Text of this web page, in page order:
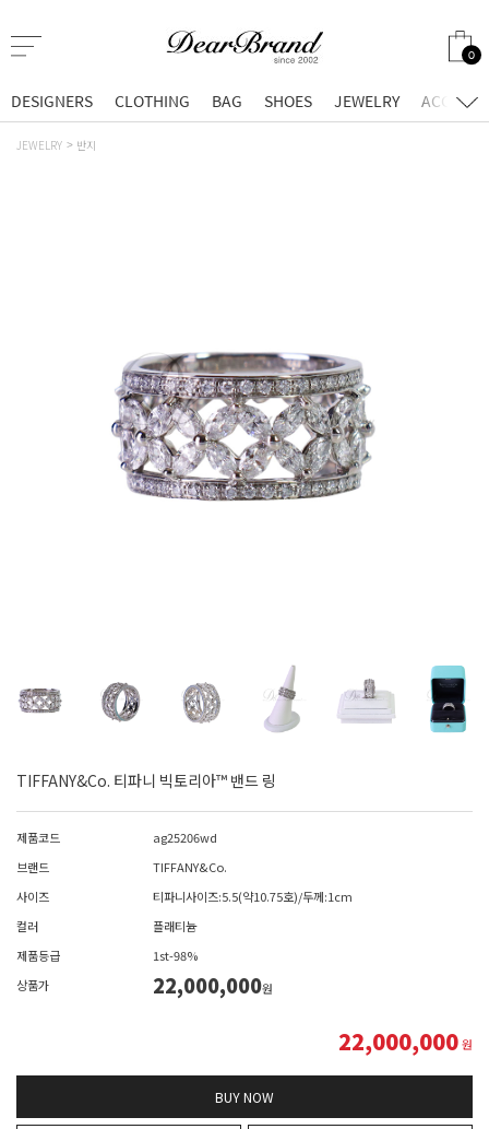
0
DESIGNERS CLOTHING BAG SHOES JEWELRY
JEWELRY 반지
TIFFANY&Co. 티파니 빅토리아™ 밴드 링
제품코드
ag25206wd
브랜드
TIFFANY&Co.
사이즈
티파니사이즈:5.5(약10.75호)/두께:1cm
컬러
플래티늄
제품등급
1st-98%
상품가
22,000,000원
22,000,000원
BUY NOW